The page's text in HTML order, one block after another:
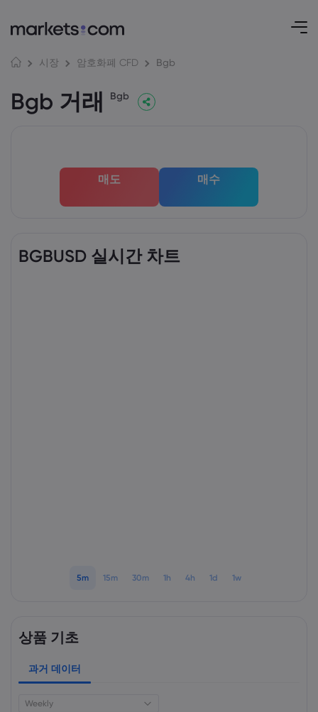
시장 암호화폐 CFD Bgb
Bgb 거래 Bgb
매도 매수
BGBUSD 실시간 차트
5m 15m 30m 1h 4h 1d 1w
상품 기초
과거 데이터
Weekly